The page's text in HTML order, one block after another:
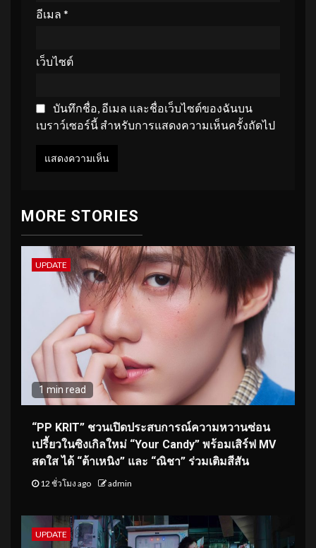
อีเมล *
เว็บไซต์
บันทึกชื่อ, อีเมล และชื่อเว็บไซต์ของฉันบน
เบราว์เซอร์นี้ สำหรับการแสดงความเห็นครั้งถัดไป
MORE STORIES
UPDATE
1 min read
“PP KRIT” ชวนเปิดประสบการณ์ความหวานซ่อน
เปรี้ยวในซิงเกิลใหม่ “Your Candy” พร้อมเสิร์ฟ MV
สดใส ได้ “ต้าเหนิง” และ “ณิชา” ร่วมเติมสีสัน
12 ชั่วโมง ago admin
UPDATE